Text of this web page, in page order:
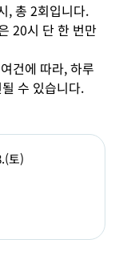
, 총 2회입니다.
20시 단 한 번만
건에 따라, 하루
수 있습니다.
토)